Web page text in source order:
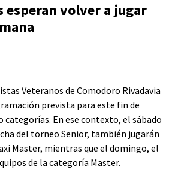
esperan volver a jugar
Veteranos de Comodoro Rivadavia
prevista para este fin de
categorías. En ese contexto, el sábado
del torneo Senior, también jugarán
Master, mientras que el domingo, el
de la categoría Master.